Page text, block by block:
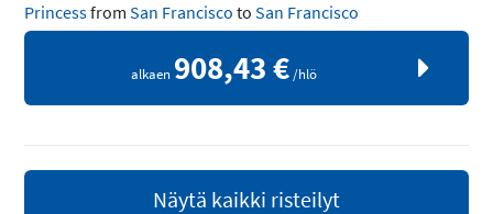
PrincessfromSan Francisco toSan Francisco
alkaen 908,43 €/hlö
Näytä kaikki risteilyt